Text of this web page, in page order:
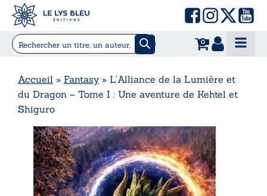
0
Accueil » Fantasy» L’Alliance de la Lumière et
du Dragon – Tome I : Une aventure de Kehtel et
Shiguro